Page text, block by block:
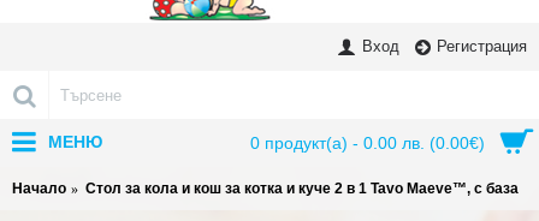
0 продукт(а) - 0.00 лв. (0.00€)
Вход Регистрация
МЕНЮ
Начало Стол за кола и кош за котка и куче 2 в 1 Tavo Maeve™, с база